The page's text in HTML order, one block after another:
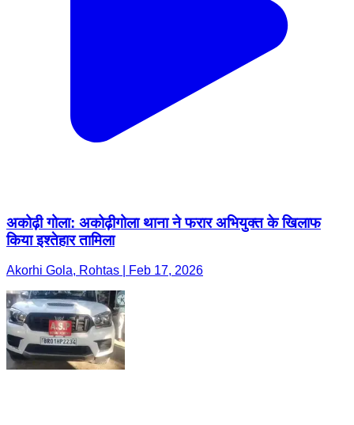
अकोढ़ी गोला: अकोढ़ीगोला थाना ने फरार अभियुक्त के खिलाफ
किया इश्तेहार तामिला
Akorhi Gola, Rohtas | Feb 17, 2026